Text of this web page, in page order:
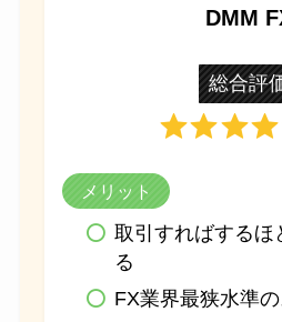
DMM
総合評
メリット
取引すればするほ
る
FX業界最狭水準